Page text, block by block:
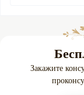
Закажите